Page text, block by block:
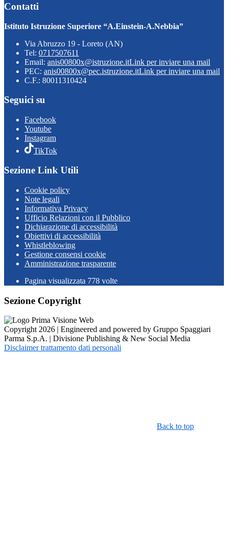
Contatti
Istituto Istruzione Superiore “A.Einstein-A.Nebbia”
Via Abruzzo 19 - Loreto (AN)
Tel: 0717507611
Email: anis00800x@istruzione.itLink per inviare una mail
PEC: anis00800x@pec.istruzione.itLink per inviare una mail
C.F.: 80011310424
Seguici su
Facebook
Youtube
Instagram
TikTok
Sezione Link Utili
Cookie policy
Note legali
Informativa Privacy
Ufficio Relazioni con il Pubblico
Dichiarazione di accessibilità
Obiettivi di accessibilità
Whistleblowing
Gestione consensi cookie
Amministrazione trasparente
Pagina visualizzata 778 volte
Sezione Copyright
Copyright 2026 | Engineered and powered by Gruppo Spaggiari
Parma S.p.A. | Divisione Publishing & New Social Media
Disclaimer trattamento dati personali
Back to top